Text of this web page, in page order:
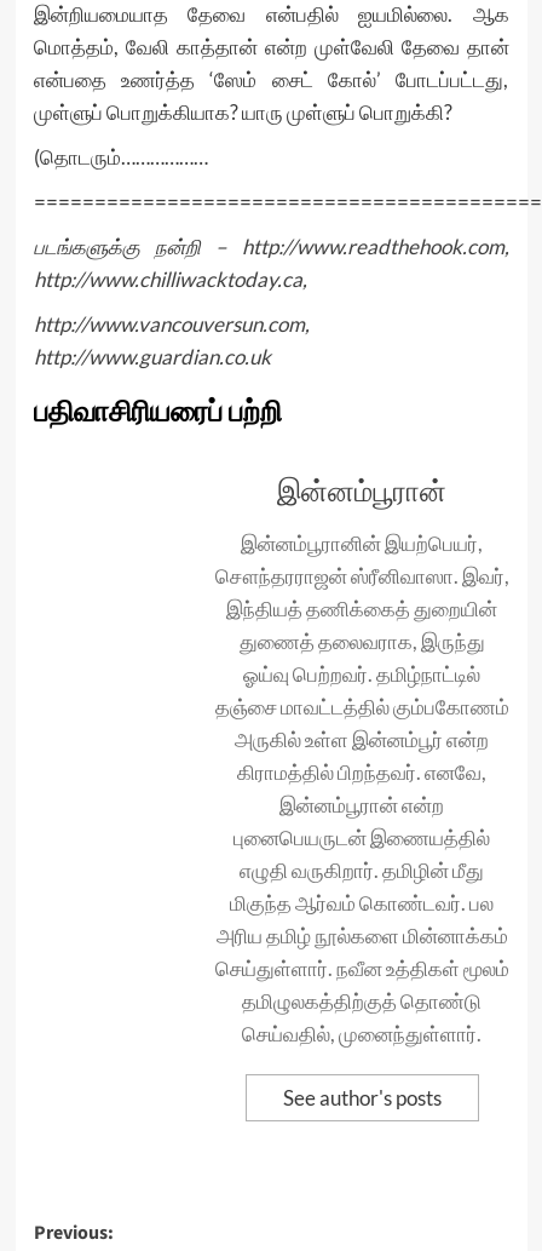
இன்றியமையாத தேவை என்பதில் ஐயமில்லை. ஆக
மொத்தம், வேலி காத்தான் என்ற முள்வேலி தேவை தான்
என்பதை உணர்த்த ‘ஸேம் சைட் கோல்’ போடப்பட்டது,
முள்ளுப் பொறுக்கியாக? யாரு முள்ளுப் பொறுக்கி?
(தொடரும்………………
படங்களுக்கு நன்றி – http://www.readthehook.com,
http://www.chilliwacktoday.ca,
http://www.vancouversun.com,
http://www.guardian.co.uk
பதிவாசிரியரைப் பற்றி
இன்னம்பூரான்
இன்னம்பூரானின் இயற்பெயர்,
சௌந்தரராஜன் ஸ்ரீனிவாஸா. இவர்,
இந்தியத் தணிக்கைத் துறையின்
துணைத் தலைவராக, இருந்து
ஓய்வு பெற்றவர். தமிழ்நாட்டில்
தஞ்சை மாவட்டத்தில் கும்பகோணம்
அருகில் உள்ள இன்னம்பூர் என்ற
கிராமத்தில் பிறந்தவர். எனவே,
இன்னம்பூரான் என்ற
புனைபெயருடன் இணையத்தில்
எழுதி வருகிறார். தமிழின் மீது
மிகுந்த ஆர்வம் கொண்டவர். பல
அரிய தமிழ் நூல்களை மின்னாக்கம்
செய்துள்ளார். நவீன உத்திகள் மூலம்
தமிழுலகத்திற்குத் தொண்டு
செய்வதில், முனைந்துள்ளார்.
See author's posts
Post
Previous: